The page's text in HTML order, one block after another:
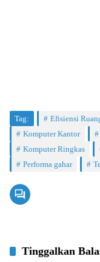
Tag: Efisiensi
Komputer Kantor
Komputer Ringkas
Performa gahar
Tinggalkan